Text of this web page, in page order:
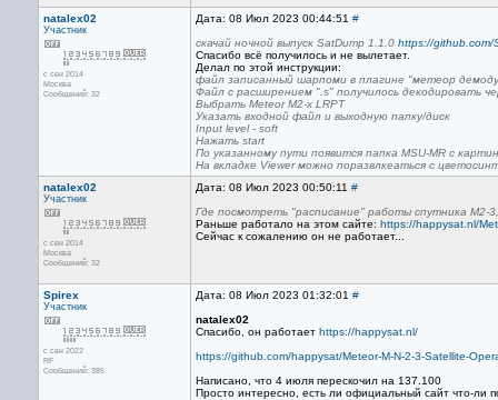
natalex02
Участник
с сен 2014
Москва
Сообщений: 32
Дата: 08 Июл 2023 00:44:51 #
скачай ночной выпуск SatDump 1.1.0 https://github.com/
Спасибо всё получилось и не вылетает.
Делал по этой инструкции:
файл записанный шарпоми в плагине "метеор
Файл с расширением ".s" получилось декодировать
Выбрать Meteor M2-x LRPT
Указать входной файл и выходную папку/диск
Input level - soft
Нажать start
По указанному пути появится папка MSU-MR с
На вкладке Viewer можно поразвлкеаться с
natalex02
Участник
с сен 2014
Москва
Сообщений: 32
Дата: 08 Июл 2023 00:50:11 #
Где посмотреть "расписание" работы спутника M2-
Раньше работало на этом сайте: https://happysat.nl/
Сейчас к сожалению он не работает...
Spirex
Участник
с сен 2022
RF
Сообщений: 385
Дата: 08 Июл 2023 01:32:01 #
natalex02
Спасибо, он работает https://happysat.nl/
https://github.com/happysat/Meteor-M-N-2-3-Satellite-
Написано, что 4 июля перескочил на 137.100
Просто интересно, есть ли официальный сайт что-ли